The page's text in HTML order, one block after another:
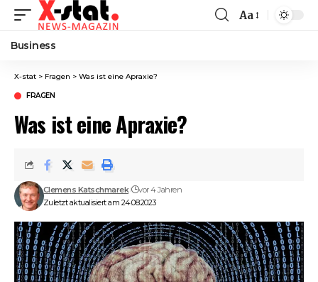
Font
Aa
Business
X-stat > Fragen > Was ist eine Apraxie?
FRAGEN
Was ist eine Apraxie?
Zuletzt aktualisiert am 24.08.2023
Clemens Katschmarek vor 4 Jahren